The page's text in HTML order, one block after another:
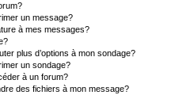
un message?
à mes messages?
plus d’options à mon sondage?
un sondage?
à un forum?
des fichiers à mon message?